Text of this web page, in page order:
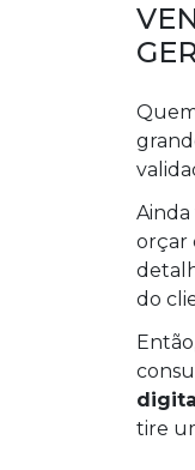
orçar
do
tire